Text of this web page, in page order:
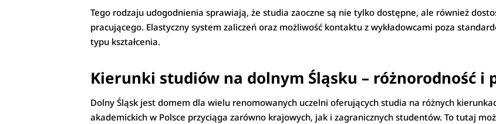
Tego rodzaju udogodnienia sprawiają, że studia zaoczne są nie tylko dostępne, ale również
pracującego. Elastyczny system zaliczeń oraz możliwość kontaktu z wykładowcami poza
typu kształcenia.
Kierunki studiów na dolnym Śląsku – różnorodność i
Dolny Śląsk jest domem dla wielu renomowanych uczelni oferujących studia na różnych
akademickich w Polsce przyciąga zarówno krajowych, jak i zagranicznych studentów. To tutaj